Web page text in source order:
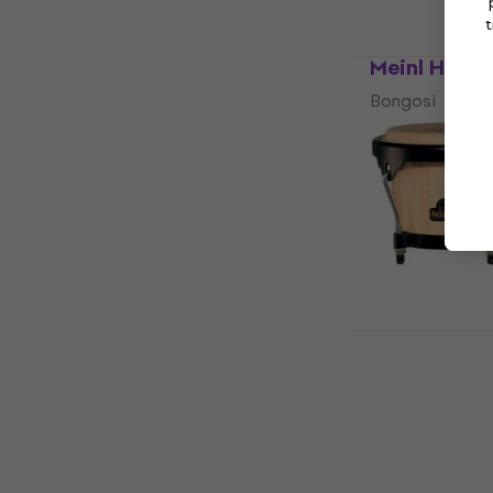
Meinl
Bongosi
5/5
96 €
Samo po